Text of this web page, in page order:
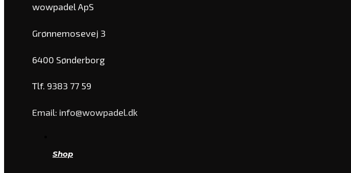
wowpadel ApS
Grønnemosevej 3
6400 Sønderborg
Tlf. 9383 77 59
Email: info@wowpadel.dk
Shop